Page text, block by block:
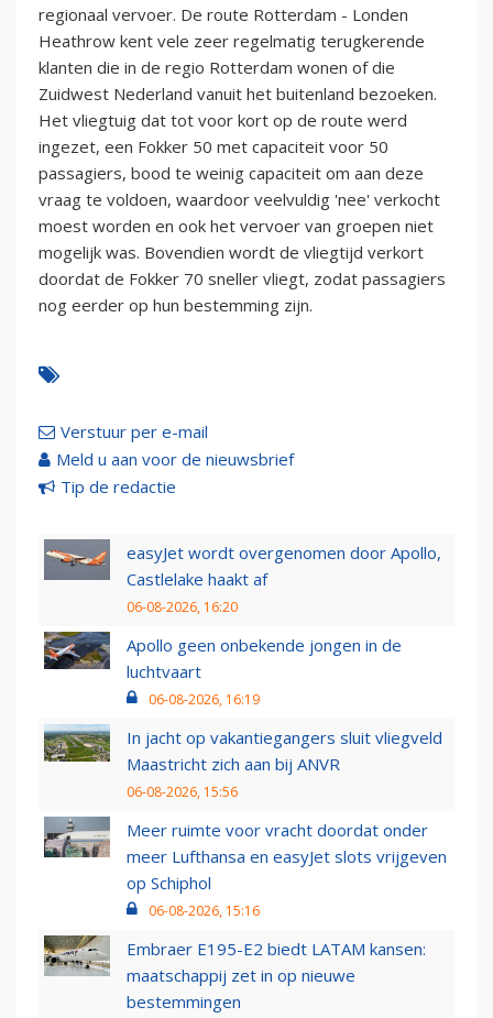
regionaal vervoer. De route Rotterdam - Londen
Heathrow kent vele zeer regelmatig terugkerende
klanten die in de regio Rotterdam wonen of die
Zuidwest Nederland vanuit het buitenland bezoeken.
Het vliegtuig dat tot voor kort op de route werd
ingezet, een Fokker 50 met capaciteit voor 50
passagiers, bood te weinig capaciteit om aan deze
vraag te voldoen, waardoor veelvuldig 'nee' verkocht
moest worden en ook het vervoer van groepen niet
mogelijk was. Bovendien wordt de vliegtijd verkort
doordat de Fokker 70 sneller vliegt, zodat passagiers
nog eerder op hun bestemming zijn.
Verstuur per e-mail
Meld u aan voor de nieuwsbrief
Tip de redactie
easyJet wordt overgenomen door Apollo,
Castlelake haakt af
06-08-2026, 16:20
Apollo geen onbekende jongen in de
luchtvaart
06-08-2026, 16:19
In jacht op vakantiegangers sluit vliegveld
Maastricht zich aan bij ANVR
06-08-2026, 15:56
Meer ruimte voor vracht doordat onder
meer Lufthansa en easyJet slots vrijgeven
op Schiphol
06-08-2026, 15:16
Embraer E195-E2 biedt LATAM kansen:
maatschappij zet in op nieuwe
bestemmingen